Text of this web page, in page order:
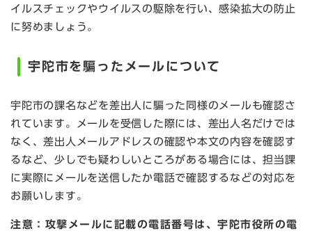
イルスチェックやウイルスの駆除を行い、感染拡大の防止
に努めましょう。
宇陀市を騙ったメールについて
宇陀市の課名などを差出人に騙った同様のメールも確認さ
れています。メールを受信した際には、差出人名だけでは
なく、差出人メールアドレスの確認や本文の内容を確認す
るなど、少しでも疑わしいところがある場合には、担当課
に実際にメールを送信したか電話で確認するなどの対応を
お願いします。
注意：攻撃メールに記載の電話番号は、宇陀市役所の電